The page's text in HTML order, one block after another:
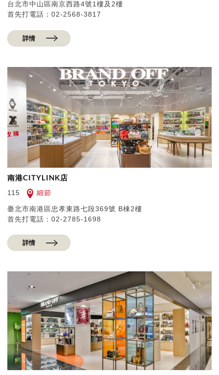
台北市中山區南京西路4號1樓及2樓
首先打電話：02-2568-3817
詳情
南港CITYLINK店
115 細節
臺北市南港區忠孝東路七段369號 B棟2樓
首先打電話：02-2785-1698
詳情